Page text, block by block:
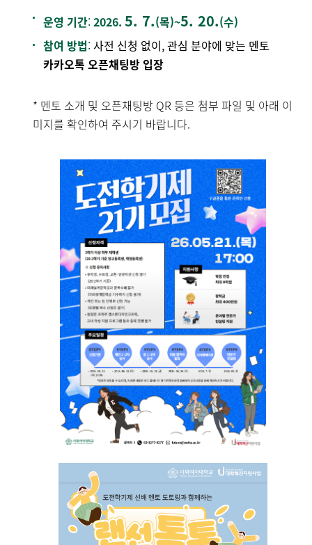
운영 기간:2026. 5. 7.(목)~5. 20.(수)
참여 방법:사전 신청 없이, 관심 분야에 맞는 멘토
카카오톡 오픈채팅방 입장
* 멘토 소개 및 오픈채팅방 QR 등은 첨부 파일 및 아래 이
미지를 확인하여 주시기 바랍니다.